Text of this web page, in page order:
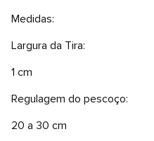
Medidas:
Largura da Tira:
1 cm
Regulagem do pescoço:
20 a 30 cm